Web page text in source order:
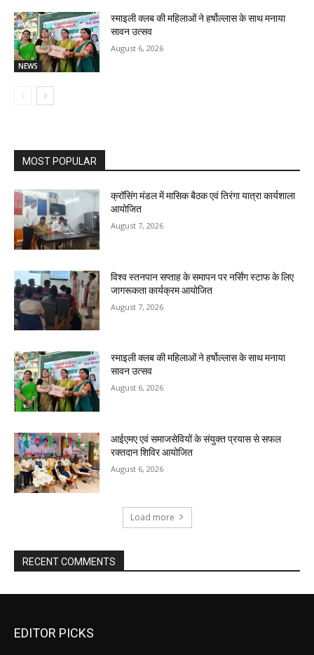
NEWS
स्माइली क्लब की महिलाओं ने हर्षोल्लास के साथ मनाया
सावन उत्सव
August 6, 2026
MOST POPULAR
क्रॉसिंग मंडल में मासिक बैठक एवं तिरंगा यात्रा कार्यशाला
आयोजित
August 7, 2026
विश्व स्तनपान सप्ताह के समापन पर नर्सिंग स्टाफ के लिए
जागरूकता कार्यक्रम आयोजित
August 7, 2026
स्माइली क्लब की महिलाओं ने हर्षोल्लास के साथ मनाया
सावन उत्सव
August 6, 2026
आईएमए एवं समाजसेवियों के संयुक्त प्रयास से सफल
रक्तदान शिविर आयोजित
August 6, 2026
Load more
RECENT COMMENTS
EDITOR PICKS